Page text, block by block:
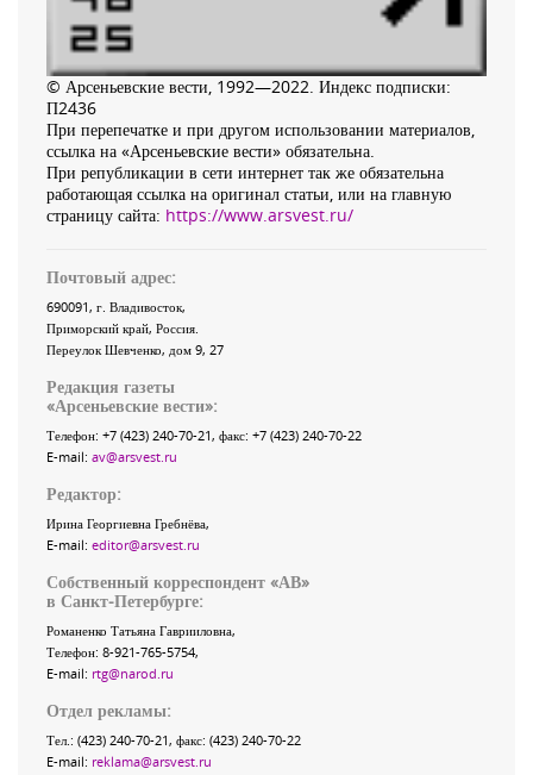
© Арсеньевские вести, 1992—2022. Индекс подписки:
П2436
При перепечатке и при другом использовании материалов,
ссылка на «Арсеньевские вести» обязательна.
При републикации в сети интернет так же обязательна
работающая ссылка на оригинал статьи, или на главную
страницу сайта: https://www.arsvest.ru/
Почтовый адрес:
690091, г. Владивосток,
Приморский край, Россия
Переулок Шевченко, дом 9, 27
Редакция газеты
«Арсеньевские вести»:
Телефон: +7 (423) 240-70-21, факс: +7 (423) 240-70-22
E-mail: av@arsvest.ru
Редактор:
Ирина Георгиевна Гребнёва,
E-mail: editor@arsvest.ru
Собственный корреспондент «АВ»
в Санкт-Петербурге:
Романенко Татьяна Гаврииловна,
Телефон: 8-921-765-5754,
E-mail: rtg@narod.ru
Отдел рекламы:
Тел.: (423) 240-70-21, факс: (423) 240-70-22
E-mail: reklama@arsvest.ru